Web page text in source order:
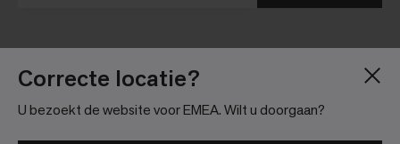
Correcte locatie?
U bezoekt de website voor EMEA. Wilt u doorgaan?
Over
Community richtlijnen